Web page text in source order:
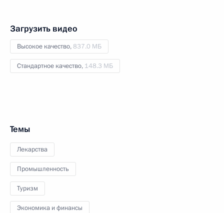
Загрузить видео
Высокое качество,837.0 МБ
Стандартное качество, 148.3 МБ
Темы
Лекарства
Промышленность
Туризм
Экономика и финансы